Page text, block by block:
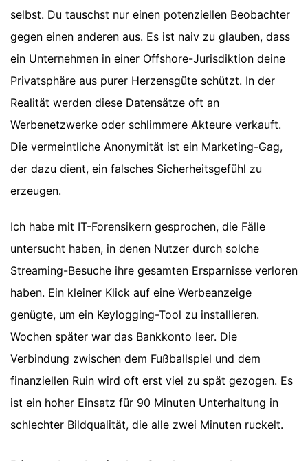
selbst. Du tauschst nur einen potenziellen Beobachter
gegen einen anderen aus. Es ist naiv zu glauben, dass
ein Unternehmen in einer Offshore-Jurisdiktion deine
Privatsphäre aus purer Herzensgüte schützt. In der
Realität werden diese Datensätze oft an
Werbenetzwerke oder schlimmere Akteure verkauft.
Die vermeintliche Anonymität ist ein Marketing-Gag,
der dazu dient, ein falsches Sicherheitsgefühl zu
erzeugen.
Ich habe mit IT-Forensikern gesprochen, die Fälle
untersucht haben, in denen Nutzer durch solche
Streaming-Besuche ihre gesamten Ersparnisse verloren
haben. Ein kleiner Klick auf eine Werbeanzeige
genügte, um ein Keylogging-Tool zu installieren.
Wochen später war das Bankkonto leer. Die
Verbindung zwischen dem Fußballspiel und dem
finanziellen Ruin wird oft erst viel zu spät gezogen. Es
ist ein hoher Einsatz für 90 Minuten Unterhaltung in
schlechter Bildqualität, die alle zwei Minuten ruckelt.